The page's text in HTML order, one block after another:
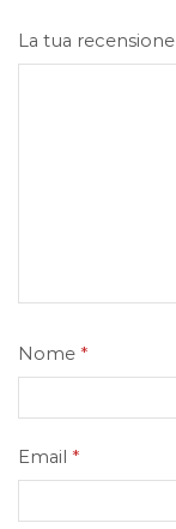
La tua recensione
Nome *
Email *